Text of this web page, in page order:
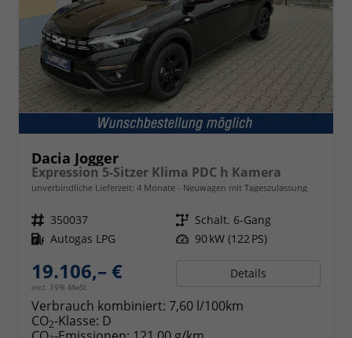
Dacia Jogger
Expression 5-Sitzer Klima PDC h Kamera
unverbindliche Lieferzeit: 4 Monate Neuwagen mit Tageszulassung
Fahrzeugnr. 350037 Getriebe Schalt. 6-Gang
Kraftstoff Autogas LPG Leistung 90 kW (122 PS)
19.106,– €
incl. 19% MwSt.
Details
Verbrauch kombiniert: 7,60 l/100km
CO2-Klasse: D